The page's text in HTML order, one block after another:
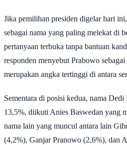
Jika pemilihan presiden digelar hari
sebagai nama yang paling melekat di
pertanyaan terbuka tanpa bantuan
responden menyebut Prabowo
merupakan angka tertinggi di antara
Sementara di posisi kedua, nama
13,5%, diikuti Anies Baswedan yang
nama lain yang muncul antara lain
(4,2%), Ganjar Pranowo (2,6%), dan